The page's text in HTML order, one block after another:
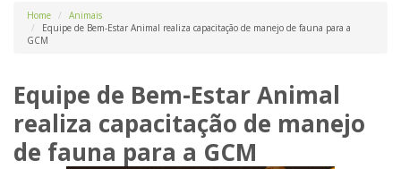
Home
Animais
Equipe de Bem-Estar Animal realiza capacitação de manejo de fauna para a
GCM
Equipe de Bem-Estar Animal
realiza capacitação de manejo
de fauna para a GCM